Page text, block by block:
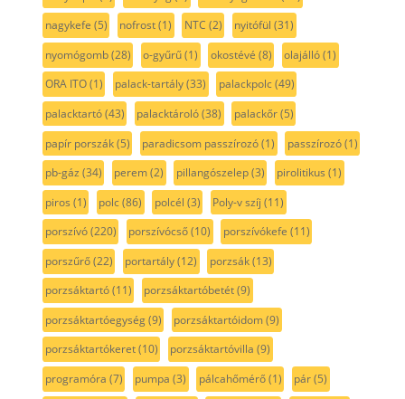
nagykefe (5) nofrost(1) NTC (2) nyitófül (31)
nyomógomb(28) o-gyűrű(1) okostévé (8) olajálló(1)
ORA ITO(1) palack-tartály(33) palackpolc(49)
palacktartó(43) palacktároló(38) palackőr(5)
papír porszák(5) paradicsom passzírozó(1) passzírozó(1)
pb-gáz (34) perem(2) pillangószelep(3) pirolitikus (1)
piros (1) polc(86) polcél (3) Poly-v szíj (11)
porszívó(220) porszívócső(10) porszívókefe (11)
porszűrő(22) portartály(12) porzsák(13)
porzsáktartó(11) porzsáktartóbetét(9)
porzsáktartóegység(9) porzsáktartóidom(9)
porzsáktartókeret(10) porzsáktartóvilla (9)
programóra (7) pumpa (3) pálcahőmérő(1) pár(5)